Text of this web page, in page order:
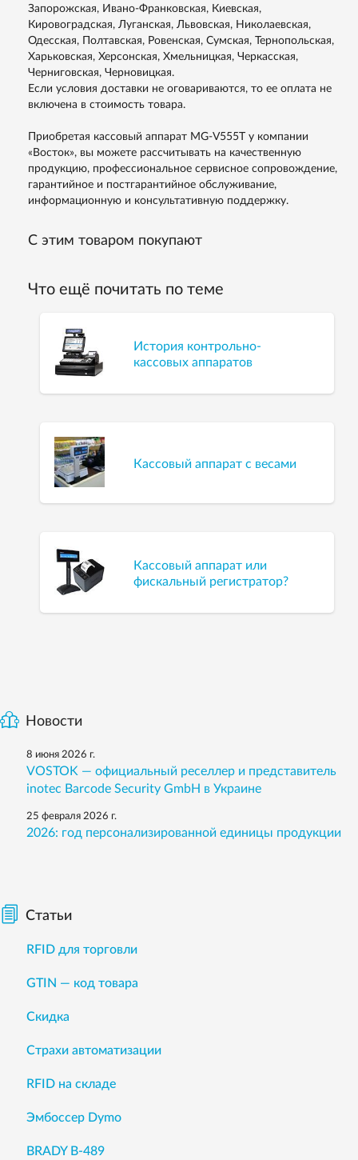
Запорожская, Ивано-Франковская, Киевская,
Кировоградская, Луганская, Львовская, Николаевская,
Одесская, Полтавская, Ровенская, Сумская, Тернопольская,
Харьковская, Херсонская, Хмельницкая, Черкасская,
Черниговская, Черновицкая.
Если условия доставки не оговариваются, то ее оплата не
включена в стоимость товара.
Приобретая кассовый аппарат MG-V555T у компании
«Восток», вы можете рассчитывать на качественную
продукцию, профессиональное сервисное сопровождение,
гарантийное и постгарантийное обслуживание,
информационную и консультативную поддержку.
С этим товаром покупают
Что ещё почитать по теме
История контрольно-
кассовых аппаратов
Кассовый аппарат с весами
Кассовый аппарат или
фискальный регистратор?
Новости
8 июня 2026 г.
VOSTOK — официальный реселлер и представитель
inotec Barcode Security GmbH в Украине
25 февраля 2026 г.
2026: год персонализированной единицы продукции
Статьи
RFID для торговли
GTIN — код товара
Скидка
Страхи автоматизации
RFID на складе
Эмбоссер Dymo
BRADY B-489